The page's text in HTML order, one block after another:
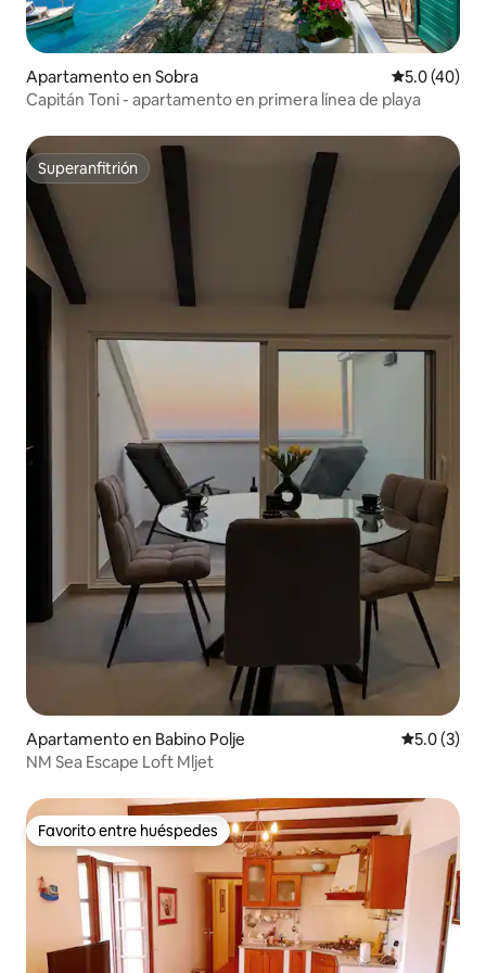
Apartamento en Sobra Calificación
5.0 (40)
Capitán Toni - apartamento en primera línea de playa
Superanfitrión
Superanfitrión
Apartamento en Babino Polje
5.0 (3)
NM Sea Escape Loft Mljet
Favorito entre huéspedes
Favorito entre huéspedes